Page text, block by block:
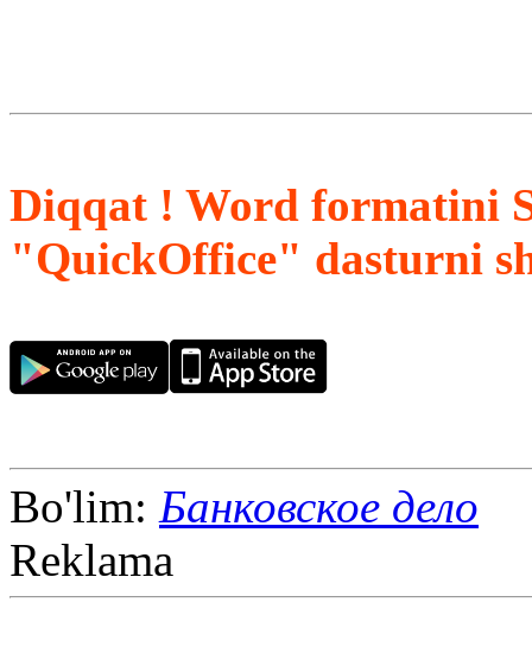
Diqqat ! Word formatini
"QuickOffice" dasturni
Bo'lim: Банковское дело
Reklama